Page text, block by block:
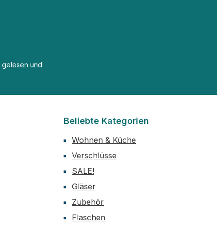
gelesen und
Beliebte Kategorien
Wohnen & Küche
Verschlüsse
SALE!
Gläser
Zubehör
Flaschen